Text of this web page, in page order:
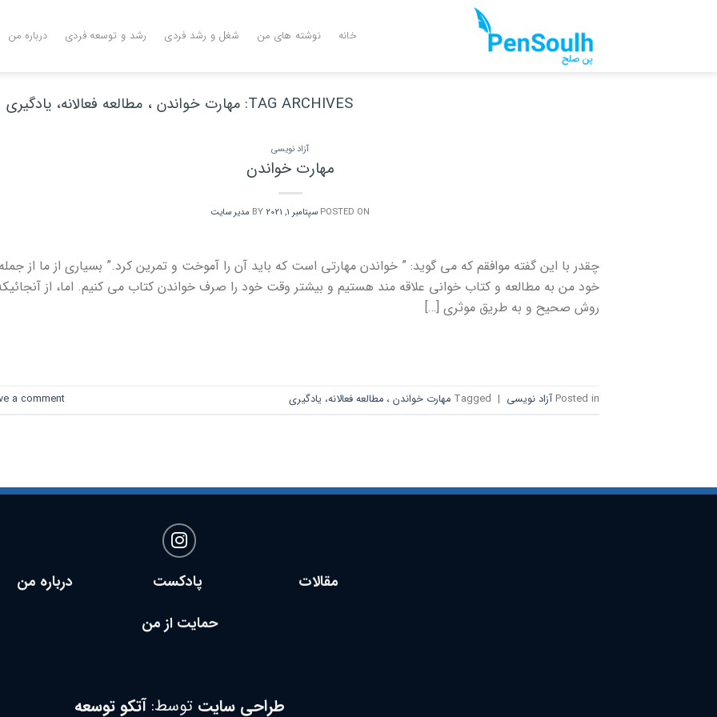
خانه نوشته های من شغل و رشد فردی رشد و توسعه فردی درباره من
TAG ARCHIVES: مهارت خواندن ، مطالعه فعالانه، یادگیری
آزاد نویسی
مهارت خواندن
POSTED ON سپتامبر 1, 2021 مدیر سایت
چقدر با این گفته موافقم که می گوید: ” خواندن مهارتی است که باید آن را آموخت و تمرین کرد.” بسیاری از ما از
خود من به مطالعه و کتاب خوانی علاقه مند هستیم و بیشتر وقت خود را صرف خواندن کتاب می کنیم. اما، از
روش صحیح و به طریق موثری […]
Posted in آزاد نویسی |
Tagged مهارت خواندن ، مطالعه فعالانه، یادگیری a comment
مقالات پادکست
درباره من
حمایت از من
طراحی سایت توسط: آتکو توسعه